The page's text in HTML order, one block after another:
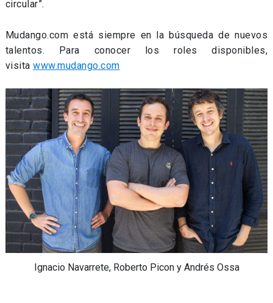
circular”.
Mudango.com está siempre en la búsqueda de nuevos
talentos. Para conocer los roles disponibles,
visitawww.mudango.com
Ignacio Navarrete, Roberto Picon y Andrés Ossa